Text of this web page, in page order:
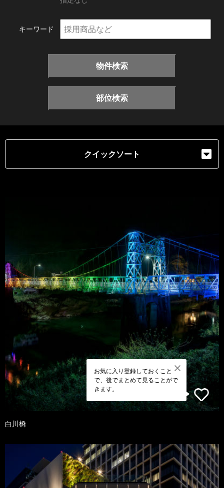
キーワード
物件検索
部位検索
クイックソート
お気に入り登録しておくこと
で、後でまとめて見ることがで
きます。
白川橋